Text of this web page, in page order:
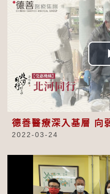
德善醫療深入基層 向
2022-03-24